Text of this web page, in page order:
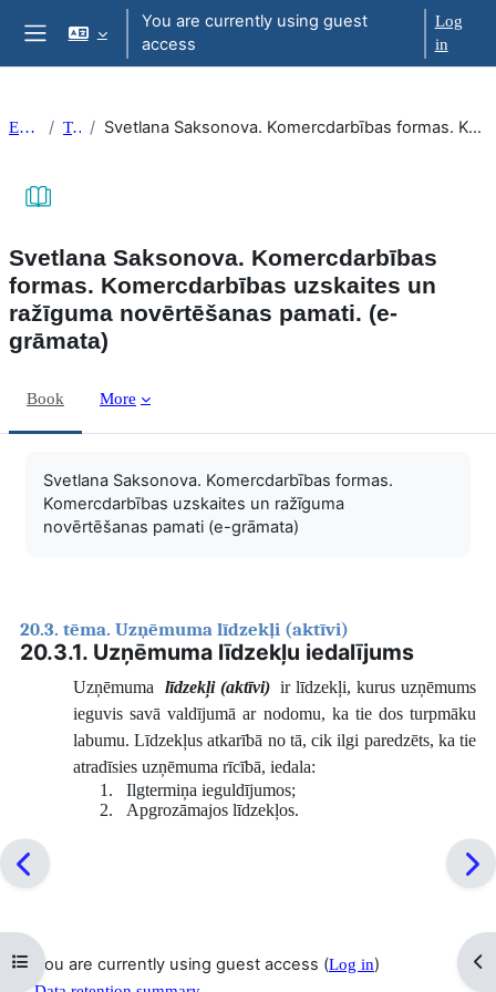
Skip to main content
You are currently using guest
access
Log
in
Open course index
EkonT000 Topic 21 Svetlana Saksonova. Komercdarbības formas. Komercdarbības uzskaites un ražīguma novērtēšanas pamati. (e-grāmata)
Svetlana Saksonova. Komercdarbības
formas. Komercdarbības uzskaites un
ražīguma novērtēšanas pamati. (e-
grāmata)
Book More
Svetlana Saksonova. Komercdarbības formas.
Komercdarbības uzskaites un ražīguma
novērtēšanas pamati (e-grāmata)
20.3. tēma. Uzņēmuma līdzekļi (aktīvi)
20.3.1. Uzņēmuma līdzekļu iedalījums
Uzņēmuma līdzekļi (aktīvi)ir līdzekļi, kurus uzņēmums
ieguvis savā valdījumā ar nodomu, ka tie dos turpmāku
labumu. Līdzekļus atkarībā no tā, cik ilgi paredzēts, ka tie
atradīsies uzņēmuma rīcībā, iedala:
1.
Ilgtermiņa ieguldījumos;
2.
Apgrozāmajos līdzekļos.
You are currently using guest access (Log in)